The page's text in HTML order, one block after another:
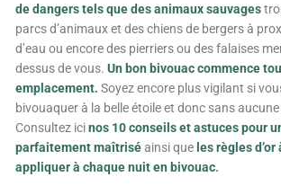
de dangers tels que des animaux sauvages
parcs d’animaux et des chiens de bergers à
d’eau ou encore des pierriers ou des falaises
dessus de vous.Un bon bivouac commence
emplacement.Soyez encore plus vigilant si
bivouaquer à la belle étoile et donc sans
Consultez icinos 10 conseils et astuces pour
parfaitement maîtriséainsi que les règles
appliquer à chaque nuit en bivouac.